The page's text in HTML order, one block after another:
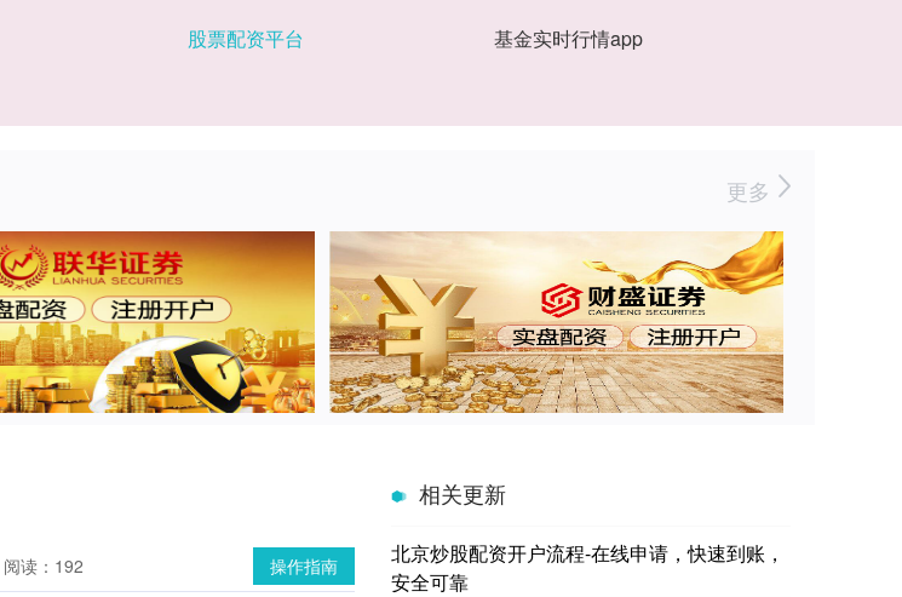
股票配资平台 基金实时行情app
更多
操作指南
阅读：192
相关更新
北京炒股配资开户流程-在线申请，快速到账，
安全可靠